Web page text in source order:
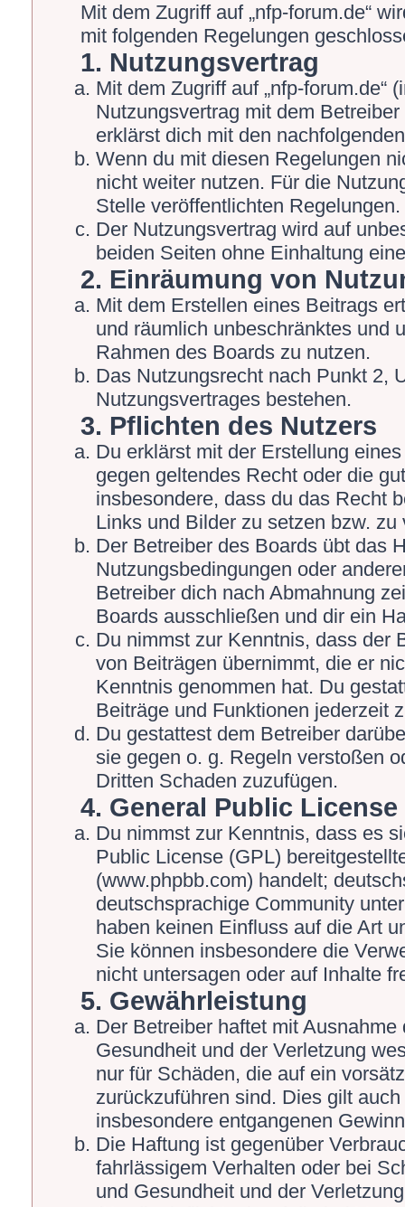
Mit dem Zugriff auf „nfp-forum.de“
mit folgenden Regelungen
1. Nutzungsvertrag
Mit dem Zugriff auf „nfp-forum.de“
Nutzungsvertrag mit dem
erklärst dich mit den
Wenn du mit diesen Regelungen
nicht weiter nutzen. Für die
Stelle veröffentlichten Regelungen.
Der Nutzungsvertrag wird auf
beiden Seiten ohne Einhaltung
2. Einräumung von
Mit dem Erstellen eines Beitrags
und räumlich unbeschränktes und
Rahmen des Boards zu nutzen.
Das Nutzungsrecht nach Punkt 2,
Nutzungsvertrages bestehen.
3. Pflichten des Nutzers
Du erklärst mit der Erstellung
gegen geltendes Recht oder die
insbesondere, dass du das Recht
Links und Bilder zu setzen bzw. zu
Der Betreiber des Boards übt das
Nutzungsbedingungen oder
Betreiber dich nach Abmahnung
Boards ausschließen und dir ein
Du nimmst zur Kenntnis, dass der
von Beiträgen übernimmt, die er
Kenntnis genommen hat. Du
Beiträge und Funktionen jederzeit
Du gestattest dem Betreiber
sie gegen o. g. Regeln verstoßen
Dritten Schaden zuzufügen.
4. General Public License
Du nimmst zur Kenntnis, dass es
Public License (GPL)
(www.phpbb.com) handelt;
deutschsprachige Community
haben keinen Einfluss auf die Art
Sie können insbesondere die
nicht untersagen oder auf Inhalte
5. Gewährleistung
Der Betreiber haftet mit
Gesundheit und der Verletzung
nur für Schäden, die auf ein
zurückzuführen sind. Dies gilt
insbesondere entgangenen
Die Haftung ist gegenüber
fahrlässigem Verhalten oder bei
und Gesundheit und der